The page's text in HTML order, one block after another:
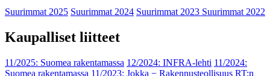
Suurimmat 2025 Suurimmat 2024 Suurimmat 2023 Suurimmat 2022
Kaupalliset liitteet
11/2025: Suomea rakentamassa 12/2024: INFRA-lehti 11/2024:
Suomea rakentamassa 11/2023: Jokka − Rakennusteollisuus RT:n